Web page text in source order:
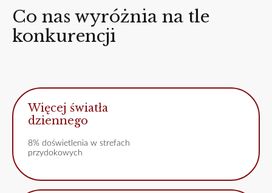
Co nas wyróżnia na tle
konkurencji
Więcej światła
dziennego
8% doświetlenia w strefach
przydokowych